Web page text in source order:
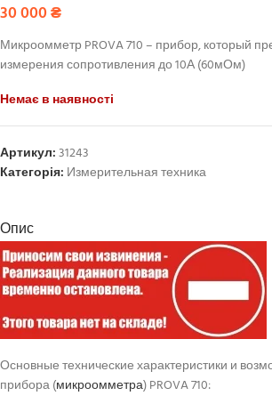
30 000₴
Микроомметр PROVA 710 – прибор, который
измерения сопротивления до 10А (60мОм)
Немає в наявності
Артикул:31243
Категорія: Измерительная техника
Опис
Основные технические характеристики и
прибора (микроомметра) PROVA 710: